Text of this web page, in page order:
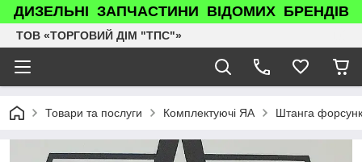
ДИЗЕЛЬНІ ЗАПЧАСТИНИ ВІДОМИХ БРЕНДІВ
ТОВ «ТОРГОВИЙ ДІМ "ТПС"»
Товари та послуги Комплектуючі ЯА Штанга